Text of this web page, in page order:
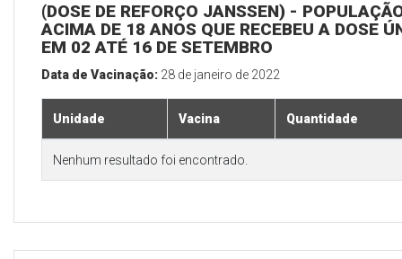
(DOSE DE REFORÇO JANSSEN) -
ACIMA DE 18 ANOS QUE RECEBEU A DOSE
EM 02 ATÉ 16 DE SETEMBRO
Data de Vacinação: 28 de janeiro de 2022
Unidade Vacina Quantidade
Nenhum resultado foi encontrado.